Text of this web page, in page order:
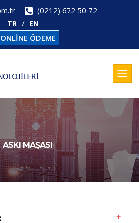
(0212) 672 50 72
TR EN
ONLİNE ÖDEME
ASKI MAŞASI